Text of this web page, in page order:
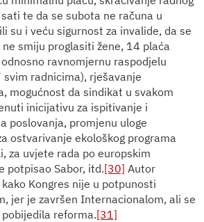
te da se subota ne računa u
su i veću sigurnost za invalide, da se
smiju proglasiti žene, 14 plaća
ravnomjernu raspodjelu
svim radnicima), rješavanje
mogućnost da sindikat u svakom
inicijativu za ispitivanje i
poslovanja, promjenu uloge
ostvarivanje ekološkog programa
za uvjete rada po europskim
potpisao Sabor, itd.[30] Autor
Kongres nije u potpunosti
jer je završen Internacionalom, ali se
reforma.[31]